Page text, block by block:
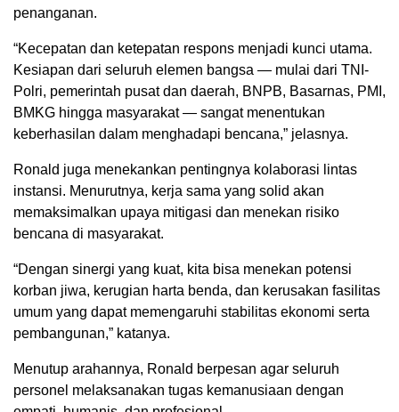
penanganan.
“Kecepatan dan ketepatan respons menjadi kunci utama.
Kesiapan dari seluruh elemen bangsa — mulai dari TNI-
Polri, pemerintah pusat dan daerah, BNPB, Basarnas, PMI,
BMKG hingga masyarakat — sangat menentukan
keberhasilan dalam menghadapi bencana,” jelasnya.
Ronald juga menekankan pentingnya kolaborasi lintas
instansi. Menurutnya, kerja sama yang solid akan
memaksimalkan upaya mitigasi dan menekan risiko
bencana di masyarakat.
“Dengan sinergi yang kuat, kita bisa menekan potensi
korban jiwa, kerugian harta benda, dan kerusakan fasilitas
umum yang dapat memengaruhi stabilitas ekonomi serta
pembangunan,” katanya.
Menutup arahannya, Ronald berpesan agar seluruh
personel melaksanakan tugas kemanusiaan dengan